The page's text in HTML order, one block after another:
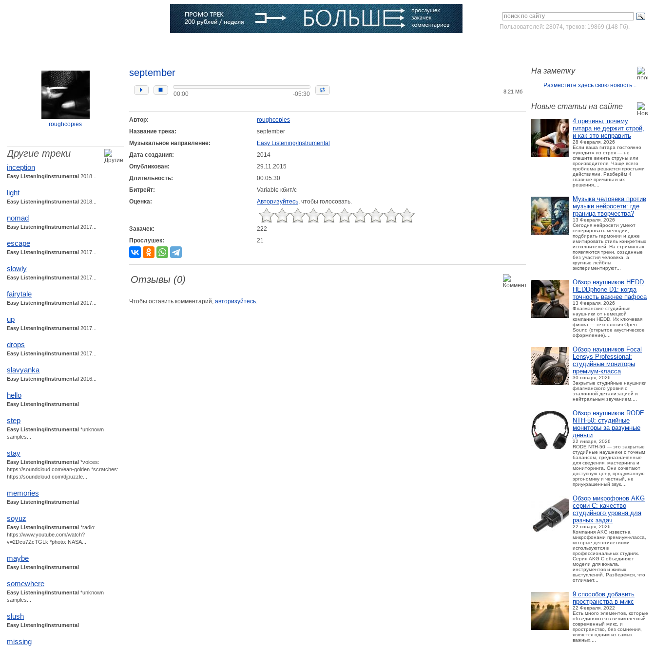
Пользователей: 28074, треков: 19869 (148 Гб).
На заметку
Разместите здесь свою новость...
Новые статьи на сайте
4 причины, почему
гитара не держит строй,
и как это исправить
28 Февраля, 2026
Если ваша гитара постоянно
«уходит» из строя — не
спешите винить струны или
производителя. Чаще всего
проблема решается простыми
действиями. Разберём 4
главные причины и их
решения....
Музыка человека против
музыки нейросети: где
граница творчества?
13 Февраля, 2026
Сегодня нейросети умеют
генерировать мелодии,
подбирать гармонии и даже
имитировать стиль конкретных
исполнителей. На стримингах
появляются треки, созданные
без участия человека, а
крупные лейблы
экспериментируют...
Обзор наушников HEDD
HEDDphone D1: когда
точность важнее пафоса
13 Февраля, 2026
Флагманские студийные
наушники от немецкой
компании HEDD. Их ключевая
фишка — технология Open
Sound (открытое акустическое
оформление)....
Обзор наушников Focal
Lensys Professional:
студийные мониторы
премиум‑класса
30 января, 2026
Закрытые студийные наушники
флагманского уровня с
эталонной детализацией и
нейтральным звучанием....
Обзор наушников RODE
NTH-50: студийные
мониторы за разумные
деньги
22 января, 2026
RODE NTH-50 — это закрытые
студийные наушники с точным
балансом, предназначенные
для сведения, мастеринга и
мониторинга. Они сочетают
доступную цену, продуманную
эргономику и честный, не
приукрашенный звук....
Обзор микрофонов AKG
серии C: качество
студийного уровня для
разных задач
22 января, 2026
Компания AKG известна
микрофонами премиум-класса,
которые десятилетиями
используются в
профессиональных студиях.
Серия AKG C объединяет
модели для вокала,
инструментов и живых
выступлений. Разберёмся, что
отличает...
9 способов добавить
пространства в микс
22 Февраля, 2022
Есть много элементов, которые
объединяются в великолепный
современный микс, и
пространство, без сомнения,
является одним из самых
важных....
roughcopies
Другие треки
inception
Easy Listening/Instrumental 2018...
light
Easy Listening/Instrumental 2018...
nomad
Easy Listening/Instrumental 2017...
escape
Easy Listening/Instrumental 2017...
slowly
Easy Listening/Instrumental 2017...
fairytale
Easy Listening/Instrumental 2017...
up
Easy Listening/Instrumental 2017...
drops
Easy Listening/Instrumental 2017...
slavyanka
Easy Listening/Instrumental 2016...
hello
Easy Listening/Instrumental
step
Easy Listening/Instrumental *unknown
samples...
stay
Easy Listening/Instrumental *voices:
https://soundcloud.com/ean-golden *scratches:
https://soundcloud.com/djpuzzle...
memories
Easy Listening/Instrumental
soyuz
Easy Listening/Instrumental *radio:
https://www.youtube.com/watch?
v=2Dcu7ZcTGLk *photo: NASA...
maybe
Easy Listening/Instrumental
somewhere
Easy Listening/Instrumental *unknown
samples...
slush
Easy Listening/Instrumental
missing
8.21 Мб
september
00:00 -05:30
Автор:
roughcopies
Название трека:
september
Музыкальное направление:
Easy Listening/Instrumental
Дата создания:
2014
Опубликован:
29.11.2015
Длительность:
00:05:30
Битрейт:
Variable кбит/с
Оценка:
Авторизуйтесь, чтобы голосовать.
Закачек:
222
Прослушек:
21
Отзывы (0)
Чтобы оставить комментарий, авторизуйтесь.